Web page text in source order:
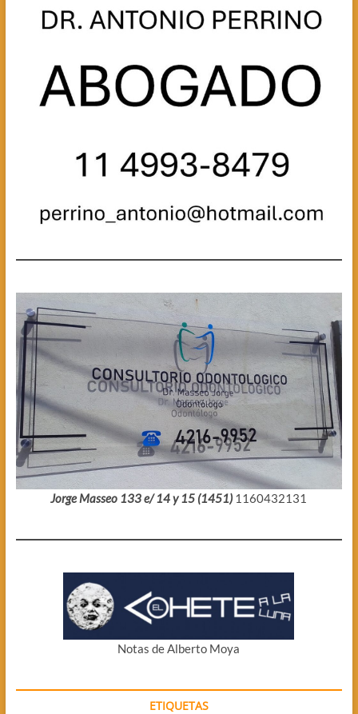
Jorge Masseo 133 e/ 14 y 15 (1451) 1160432131
Notas de Alberto Moya
ETIQUETAS